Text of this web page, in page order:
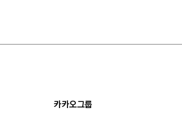
카카오그룹